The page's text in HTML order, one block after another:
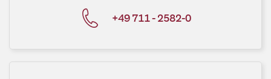
+49 711 - 2582-0